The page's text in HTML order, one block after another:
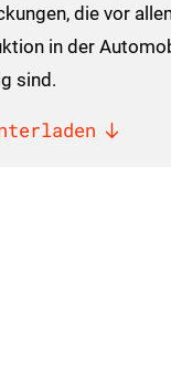
die vor
in der
sind.